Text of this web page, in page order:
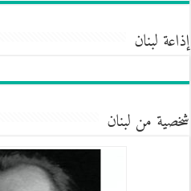
إذاعة لبنان
شخصية من لبنان